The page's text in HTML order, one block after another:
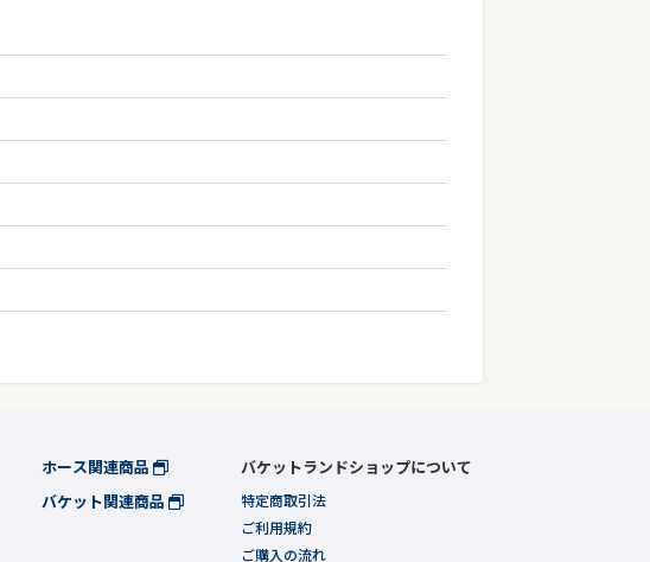
ホース関連商品
バケット関連商品
バケットランドショップについて
特定商取引法
ご利用規約
ご購入の流れ